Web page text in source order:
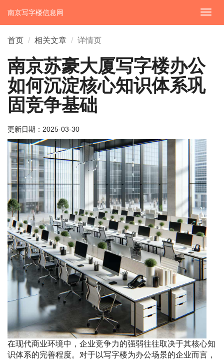
切
换
南京写字楼信息网
首页 相关文章 详情页
南京苏豪大厦写字楼办公
如何沉淀核心知识体系巩
固竞争基础
更新日期： 2025-03-30
在现代商业环境中，企业竞争力的强弱往往取决于其核心知
识体系的完善程度。对于以写字楼为办公场景的企业而言，